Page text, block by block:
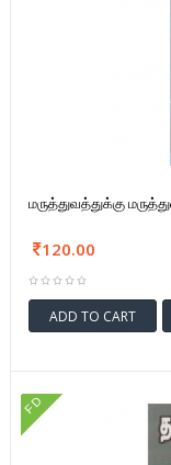
மருத்துவத்துக்கு
120.00
ADD TO CART
FD